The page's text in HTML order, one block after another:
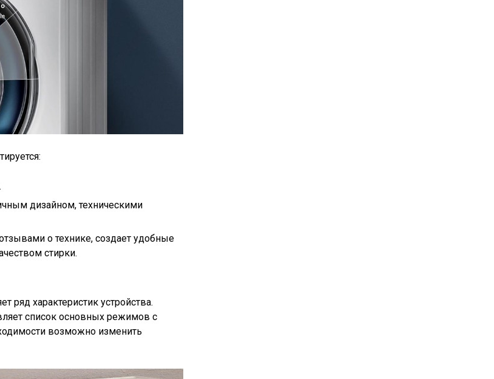
дизайном, техническими
о технике, создает удобные
стирки.
ряд характеристик устройства.
список основных режимов с
возможно изменить